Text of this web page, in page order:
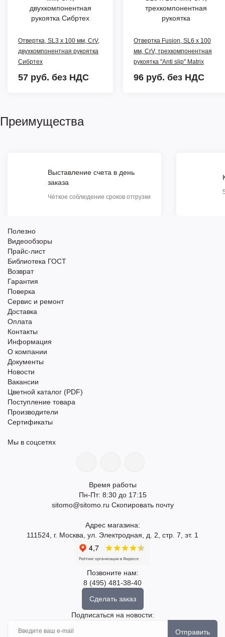
Отвертка, SL3 х 100 мм, CrV,
двухкомпонентная рукоятка
Сибртех
57 руб. без НДС
Отвертка Fusion, SL6 х 100
мм, CrV, трехкомпонентная
рукоятка "Anti slip" Matrix
96 руб. без НДС
Преимущества
Выставление счета в день
заказа
Чёткое соблюдение сроков отгрузки
Полезно
Видеообзоры
Прайс-лист
Библиотека ГОСТ
Возврат
Гарантия
Поверка
Сервис и ремонт
Доставка
Оплата
Контакты
Информация
О компании
Документы
Новости
Вакансии
Цветной каталог (PDF)
Поступление товара
Производители
Сертификаты
Мы в соцсетях
Время работы
Пн-Пт: 8:30 до 17:15
sitomo@sitomo.ru Скопировать почту
Адрес магазина:
111524, г. Москва, ул. Электродная, д. 2, стр. 7, эт. 1
Позвоните нам:
8 (495) 481-38-40
Сделать заказ
Подписаться на новости:
Отправить